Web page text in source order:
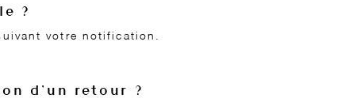
?
votre notification.
d’un retour ?